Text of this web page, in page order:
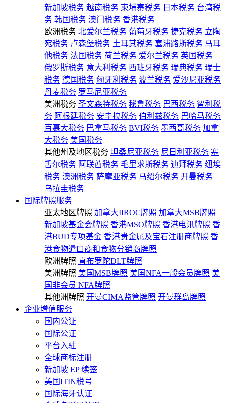
新加坡税务 越南税务 柬埔寨税务 日本税务 台湾税
务 韩国税务 澳门税务 香港税务
欧洲税务 北爱尔兰税务 葡萄牙税务 捷克税务 立陶
宛税务 卢森堡税务 土耳其税务 塞浦路斯税务 马耳
他税务 法国税务 荷兰税务 爱尔兰税务 英国税务
俄罗斯税务 意大利税务 西班牙税务 瑞典税务 瑞士
税务 德国税务 匈牙利税务 波兰税务 爱沙尼亚税务
丹麦税务 罗马尼亚税务
美洲税务 圣文森特税务 秘鲁税务 巴西税务 智利税
务 阿根廷税务 安圭拉税务 伯利兹税务 巴哈马税务
百慕大税务 巴拿马税务 BVI税务 墨西哥税务 加拿
大税务 美国税务
其他州及地区税务 坦桑尼亚税务 尼日利亚税务 塞
舌尔税务 阿联酋税务 毛里求斯税务 迪拜税务 纽埃
税务 澳洲税务 萨摩亚税务 马绍尔税务 开曼税务
乌拉圭税务
国际牌照服务
亚太地区牌照 加拿大IIROC牌照 加拿大MSB牌照
新加坡基金会牌照 香港MSO牌照 香港电讯牌照 香
港BUD专项基金 香港贵金属及宝石注册商牌照 香
港食物遣口商和食物分销商牌照
欧洲牌照 直布罗陀DLT牌照
美洲牌照 美国MSB牌照 美国NFA一般会员牌照 美
国非会员 NFA牌照
其他洲牌照 开曼CIMA监管牌照 开曼群岛牌照
企业增值服务
国内公证
国际公证
平台入驻
全球商标注册
新加坡 EP 续签
美国ITIN税号
国际海牙认证